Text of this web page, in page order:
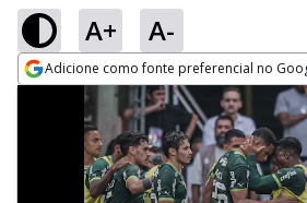
A+ A-
Adicione como fonte preferencial no
Opens in new window